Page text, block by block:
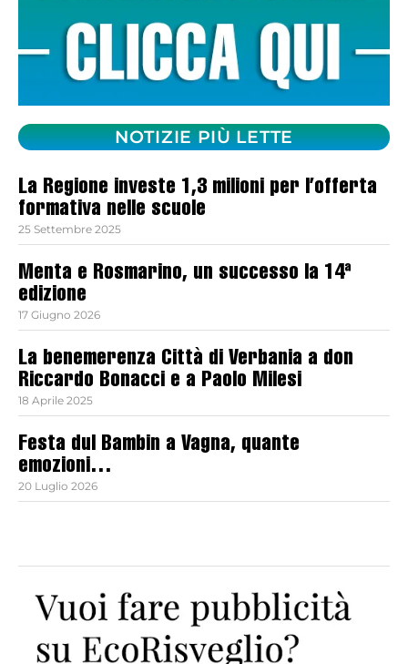
NOTIZIE PIÙ LETTE
La Regione investe 1,3 milioni per l’offerta
formativa nelle scuole
25 Settembre 2025
Menta e Rosmarino, un successo la 14ª
edizione
17 Giugno 2026
La benemerenza Città di Verbania a don
Riccardo Bonacci e a Paolo Milesi
18 Aprile 2025
Festa dul Bambin a Vagna, quante
emozioni…
20 Luglio 2026